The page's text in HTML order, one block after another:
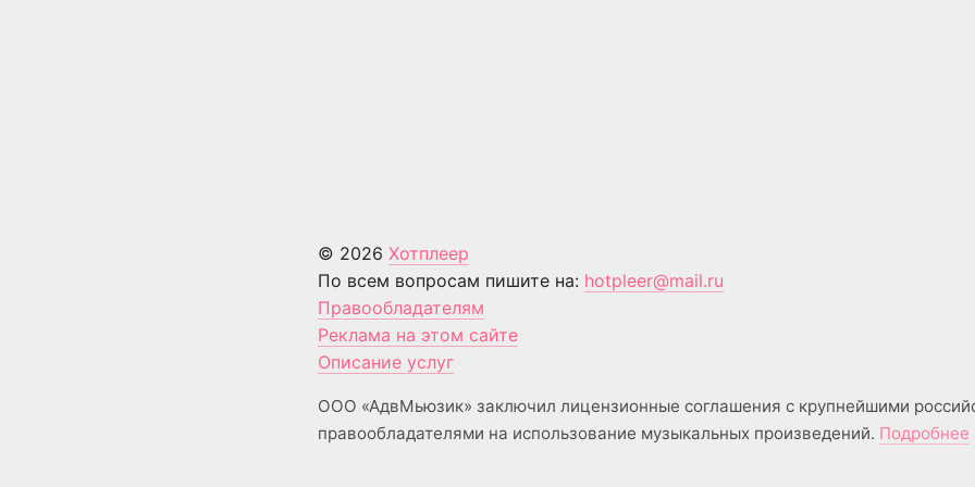
© 2026 Хотплеер
По всем вопросам пишите на: hotpleer@mail.ru
Правообладателям
Реклама на этом сайте
Описание услуг
ООО «АдвМьюзик» заключил лицензионные соглашения с крупнейшими
правообладателями на использование музыкальных произведений. Подробнее